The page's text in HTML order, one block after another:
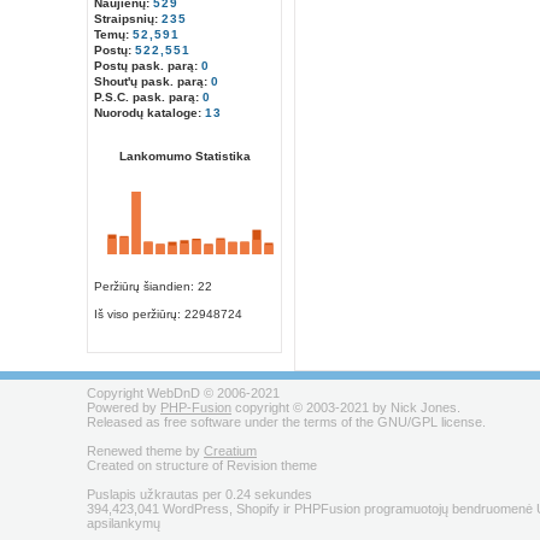
Naujienų: 529
Straipsnių: 235
Temų: 52,591
Postų: 522,551
Postų pask. parą: 0
Shout'ų pask. parą: 0
P.S.C. pask. parą: 0
Nuorodų kataloge: 13
Lankomumo Statistika
Peržiūrų šiandien: 22
Iš viso peržiūrų: 22948724
Copyright WebDnD © 2006-2021
Powered by PHP-Fusion copyright © 2003-2021 by Nick Jones.
Released as free software under the terms of the GNU/GPL license.
Renewed theme by Creatium
Created on structure of Revision theme
Puslapis užkrautas per 0.24 sekundes
394,423,041 WordPress, Shopify ir PHPFusion programuotojų bendruomenė
apsilankymų